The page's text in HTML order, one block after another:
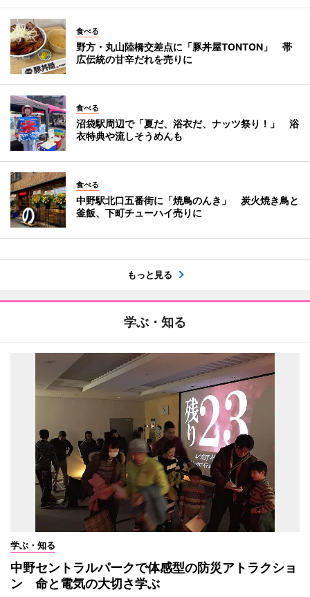
食べる
野方・丸山陸橋交差点に「豚丼屋TONTON」 帯
広伝統の甘辛だれを売りに
食べる
沼袋駅周辺で「夏だ、浴衣だ、ナッツ祭り！」 浴
衣特典や流しそうめんも
食べる
中野駅北口五番街に「焼鳥のんき」 炭火焼き鳥と
釜飯、下町チューハイ売りに
もっと見る
学ぶ・知る
学ぶ・知る
中野セントラルパークで体感型の防災アトラクショ
ン 命と電気の大切さ学ぶ